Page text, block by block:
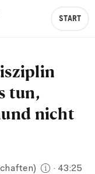
tun,
nicht
· 43:25
START